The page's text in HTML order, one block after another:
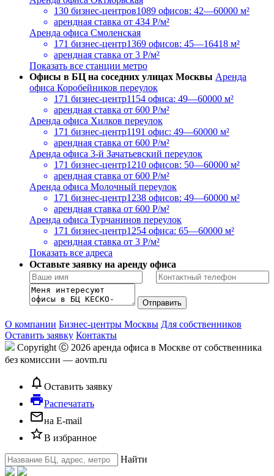
130 бизнес-центров1089 офисов: 42—60000 м²
арендная ставка от 434 Р/м²
Аренда офиса Смоленская
171 бизнес-центр1369 офисов: 45—16418 м²
арендная ставка от 3 Р/м²
Показать все станции метро
Офисы в БЦ на соседних улицах Москвы Аренда
офиса Коробейников переулок
171 бизнес-центр1154 офиса: 49—60000 м²
арендная ставка от 600 Р/м²
Аренда офиса Хилков переулок
171 бизнес-центр1191 офис: 49—60000 м²
арендная ставка от 600 Р/м²
Аренда офиса 3-й Зачатьевский переулок
171 бизнес-центр1210 офисов: 50—60000 м²
арендная ставка от 600 Р/м²
Аренда офиса Молочный переулок
171 бизнес-центр1238 офисов: 49—60000 м²
арендная ставка от 600 Р/м²
Аренда офиса Турчанинов переулок
171 бизнес-центр1254 офиса: 65—60000 м²
арендная ставка от 3 Р/м²
Показать все адреса
Оставьте заявку на аренду офиса
О компании Бизнес-центры Москвы Для собственников
Оставить заявку Контакты
Copyright Ⓒ 2026 аренда офиса в Москве от собственника
без комиссии — aovm.ru
notifications_none Оставить заявку
local_printshopРаспечатать
mail_outlineна E-mail
star_borderВ избранное
Найти